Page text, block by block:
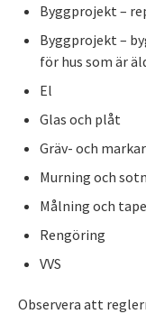
Byggprojekt –
Byggprojekt –
för hus som är
El
Glas och plåt
Gräv- och
Murning och
Målning och
Rengöring
VVS
Observera att